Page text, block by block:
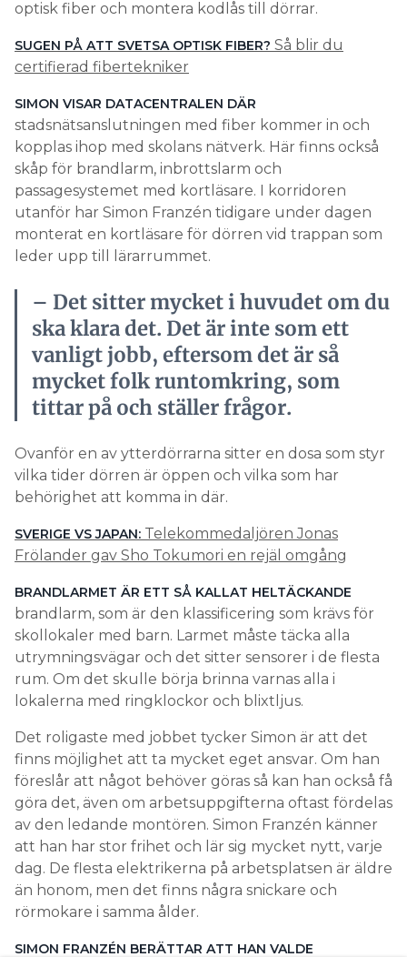
optisk fiber och montera kodlås till dörrar.
SUGEN PÅ ATT SVETSA OPTISK FIBER? Så blir du
certifierad fibertekniker
SIMON VISAR DATACENTRALEN DÄR
stadsnätsanslutningen med fiber kommer in och
kopplas ihop med skolans nätverk. Här finns också
skåp för brandlarm, inbrottslarm och
passagesystemet med kortläsare. I korridoren
utanför har Simon Franzén tidigare under dagen
monterat en kortläsare för dörren vid trappan som
leder upp till lärarrummet.
– Det sitter mycket i huvudet om du
ska klara det. Det är inte som ett
vanligt jobb, eftersom det är så
mycket folk runtomkring, som
tittar på och ställer frågor.
Ovanför en av ytterdörrarna sitter en dosa som styr
vilka tider dörren är öppen och vilka som har
behörighet att komma in där.
SVERIGE VS JAPAN: Telekommedaljören Jonas
Frölander gav Sho Tokumori en rejäl omgång
BRANDLARMET ÄR ETT SÅ KALLAT HELTÄCKANDE
brandlarm, som är den klassificering som krävs för
skollokaler med barn. Larmet måste täcka alla
utrymningsvägar och det sitter sensorer i de flesta
rum. Om det skulle börja brinna varnas alla i
lokalerna med ringklockor och blixtljus.
Det roligaste med jobbet tycker Simon är att det
finns möjlighet att ta mycket eget ansvar. Om han
föreslår att något behöver göras så kan han också få
göra det, även om arbetsuppgifterna oftast fördelas
av den ledande montören. Simon Franzén känner
att han har stor frihet och lär sig mycket nytt, varje
dag. De flesta elektrikerna på arbetsplatsen är äldre
än honom, men det finns några snickare och
rörmokare i samma ålder.
SIMON FRANZÉN BERÄTTAR ATT HAN VALDE